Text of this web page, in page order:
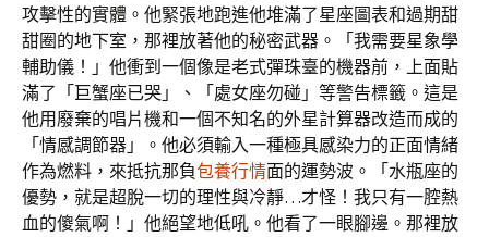
攻擊性的實體。他緊張地跑進他堆滿了星座圖表和過期甜
甜圈的地下室，那裡放著他的秘密武器。「我需要星象學
輔助儀！」他衝到一個像是老式彈珠臺的機器前，上面貼
滿了「巨蟹座已哭」、「處女座勿碰」等警告標籤。這是
他用廢棄的唱片機和一個不知名的外星計算器改造而成的
「情感調節器」。他必須輸入一種極具感染力的正面情緒
作為燃料，來抵抗那負包養行情面的運勢波。「水瓶座的
優勢，就是超脫一切的理性與冷靜…才怪！我只有一腔熱
血的傻氣啊！」他絕望地低吼。他看了一眼腳邊。那裡放